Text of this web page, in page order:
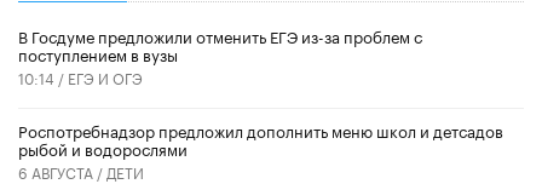
В Госдуме предложили отменить ЕГЭ из-за проблем с
поступлением в вузы
10:14 / ЕГЭ И ОГЭ
Роспотребнадзор предложил дополнить меню школ и детсадов
рыбой и водорослями
6 АВГУСТА / ДЕТИ